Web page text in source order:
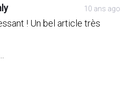
10 ans ago
! Un bel article très